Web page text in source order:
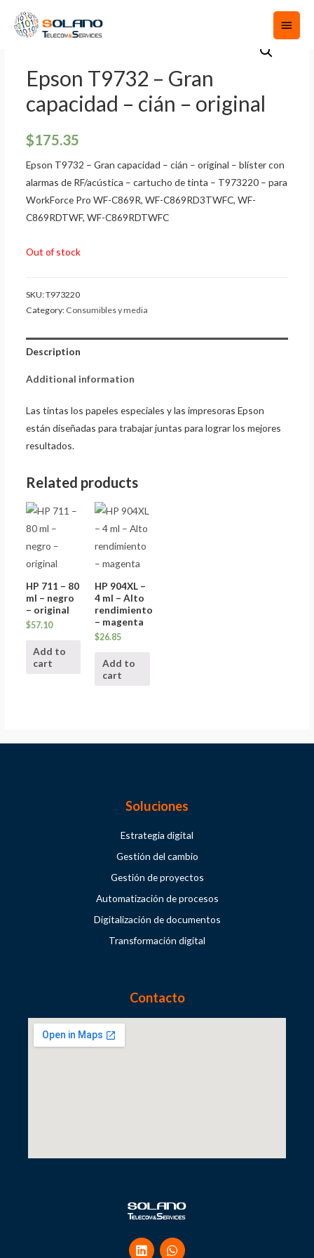
Epson T9732 – Gran
capacidad – cián – original
$175.35
Epson T9732 – Gran capacidad – cián – original – blíster con
alarmas de RF/acústica – cartucho de tinta – T973220 – para
WorkForce Pro WF-C869R, WF-C869RD3TWFC, WF-
C869RDTWF, WF-C869RDTWFC
Out of stock
SKU:T973220
Category: Consumibles y media
Description
Additional information
Las tintas los papeles especiales y las impresoras Epson
están diseñadas para trabajar juntas para lograr los mejores
resultados.
Related products
HP 711 – 80
ml – negro
– original
$57.10
Add to
cart
HP 904XL –
4 ml – Alto
rendimiento
– magenta
$26.85
Add to
cart
Soluciones
Estrategia digital
Gestión del cambio
Gestión de proyectos
Automatización de procesos
Digitalización de documentos
Transformación digital
Contacto